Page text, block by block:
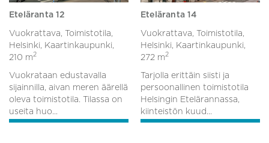
Eteläranta 12
Vuokrattava, Toimistotila,
Helsinki, Kaartinkaupunki,
210 m2
Vuokrataan edustavalla
sijainnilla, aivan meren äärellä
oleva toimistotila. Tilassa on
useita huo...
Eteläranta 14
Vuokrattava, Toimistotila,
Helsinki, Kaartinkaupunki,
272 m2
Tarjolla erittäin siisti ja
persoonallinen toimistotila
Helsingin Etelärannassa,
kiinteistön kuud...